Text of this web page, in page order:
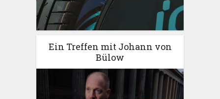
Ein Treffen mit Johann von
Bülow